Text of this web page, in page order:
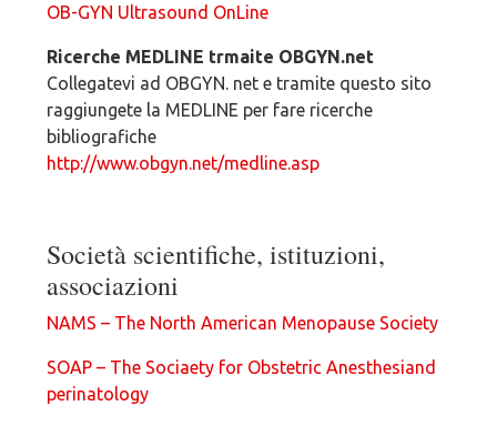
OB-GYN Ultrasound OnLine
Ricerche MEDLINE trmaite OBGYN.net
Collegatevi ad OBGYN. net e tramite questo sito
raggiungete la MEDLINE per fare ricerche
bibliografiche
http://www.obgyn.net/medline.asp
Società scientifiche, istituzioni,
associazioni
NAMS – The North American Menopause Society
SOAP – The Sociaety for Obstetric Anesthesiand
perinatology